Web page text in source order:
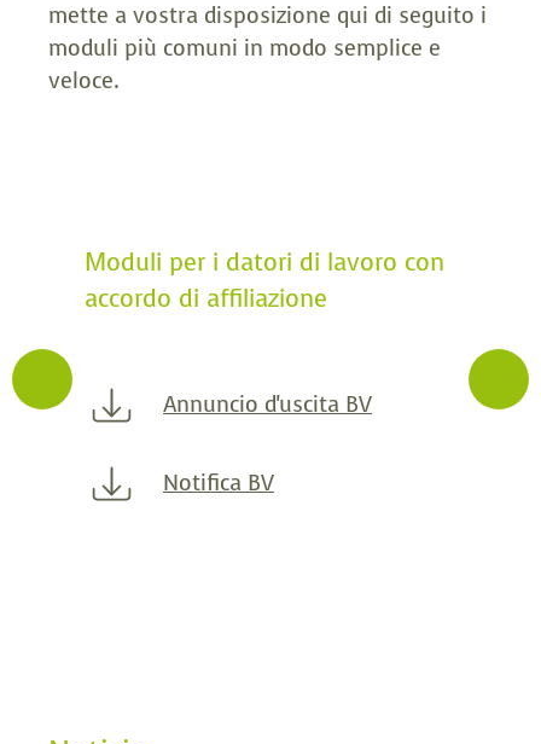
mette a vostra disposizione qui di seguito i
moduli più comuni in modo semplice e
veloce.
Moduli per i datori di lavoro con
accordo di affiliazione
Annuncio d'uscita BV
Notifica BV